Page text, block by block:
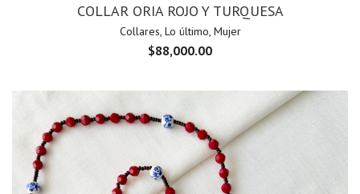
COLLAR ORIA ROJO Y TURQUESA
Collares, Lo último, Mujer
$88,000.00